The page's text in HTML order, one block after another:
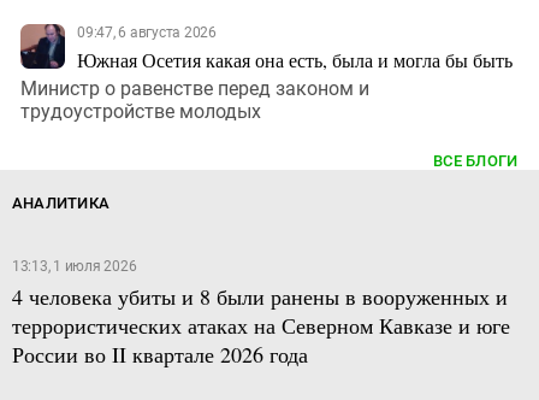
09:47, 6 августа 2026
Южная Осетия какая она есть, была и могла бы быть
Министр о равенстве перед законом и
трудоустройстве молодых
ВСЕ БЛОГИ
АНАЛИТИКА
13:13, 1 июля 2026
4 человека убиты и 8 были ранены в вооруженных и
террористических атаках на Северном Кавказе и юге
России во II квартале 2026 года